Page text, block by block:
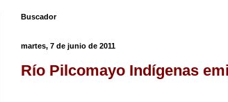
Buscador
martes, 7 de junio de 2011
Río Pilcomayo Indígenas